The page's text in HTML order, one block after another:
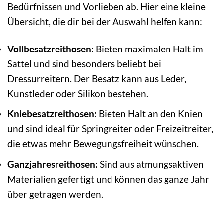
Bedürfnissen und Vorlieben ab. Hier eine kleine
Übersicht, die dir bei der Auswahl helfen kann:
Vollbesatzreithosen: Bieten maximalen Halt im
Sattel und sind besonders beliebt bei
Dressurreitern. Der Besatz kann aus Leder,
Kunstleder oder Silikon bestehen.
Kniebesatzreithosen: Bieten Halt an den Knien
und sind ideal für Springreiter oder Freizeitreiter,
die etwas mehr Bewegungsfreiheit wünschen.
Ganzjahresreithosen: Sind aus atmungsaktiven
Materialien gefertigt und können das ganze Jahr
über getragen werden.